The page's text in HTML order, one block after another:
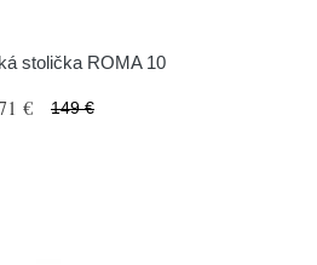
stolička ROMA 10
€ 149 €